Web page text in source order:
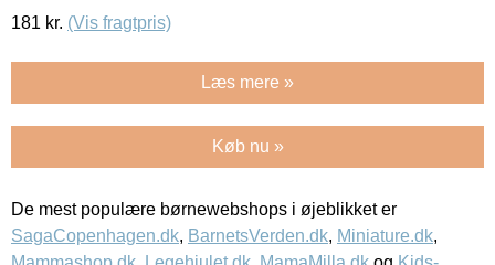
181 kr. (Vis fragtpris)
Læs mere »
Køb nu »
De mest populære børnewebshops i øjeblikket er
SagaCopenhagen.dk, BarnetsVerden.dk, Miniature.dk,